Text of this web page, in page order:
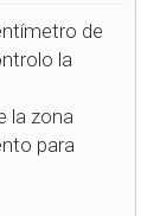
de
la
la zona
para